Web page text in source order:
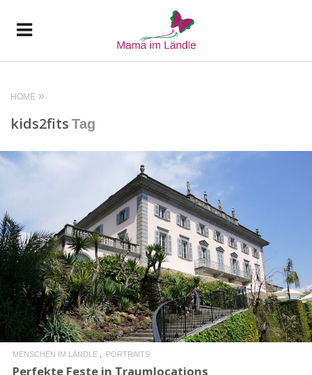
HOME
kids2fits Tag
READ MORE
MENSCHEN IM LÄNDLE PORTRAITS
Perfekte Feste in Traumlocations